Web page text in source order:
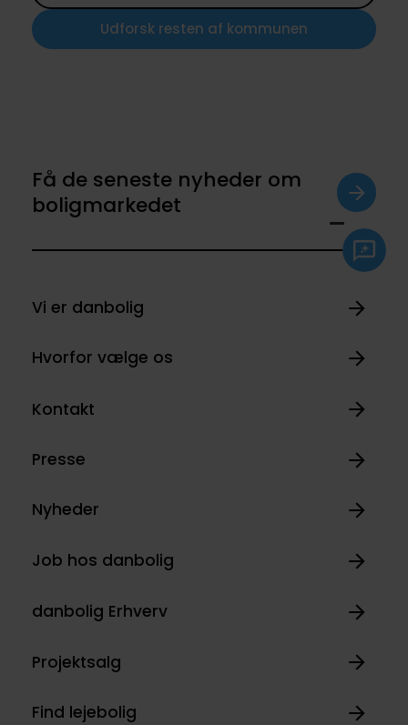
Udforsk resten af kommunen
Få de seneste nyheder om
boligmarkedet
Vi er danbolig
Hvorfor vælge os
Kontakt
Presse
Nyheder
Job hos danbolig
danbolig Erhverv
Projektsalg
Find lejebolig